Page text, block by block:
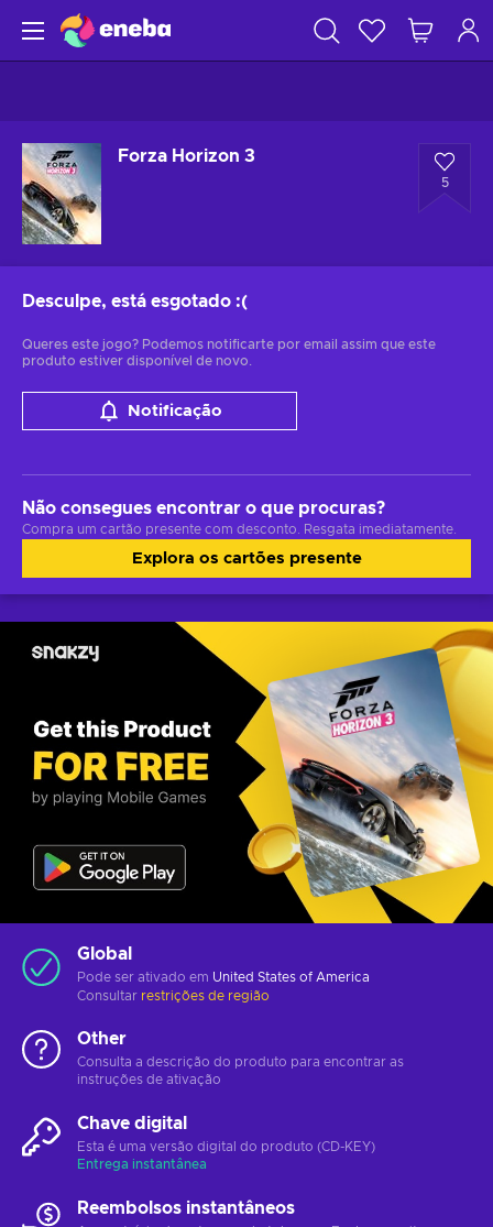
Forza Horizon 3
5
Desculpe, está esgotado :(
Queres este jogo? Podemos notificarte por email assim que este
produto estiver disponível de novo.
Notificação
Não consegues encontrar o que procuras?
Compra um cartão presente com desconto. Resgata imediatamente.
Explora os cartões presente
Global
Pode ser ativado em United States of America
Consultar restrições de região
Other
Consulta a descrição do produto para encontrar as
instruções de ativação
Chave digital
Esta é uma versão digital do produto (CD-KEY)
Entrega instantânea
Reembolsos instantâneos